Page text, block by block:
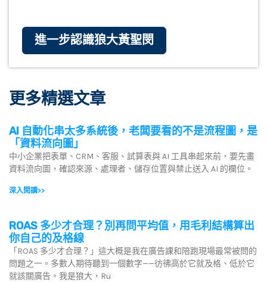
進一步認識狼大黃聖閔
更多精選文章
AI 自動化串太多系統後，老闆要看的不是流程圖，是
「資料流向圖」
中小企業把表單、CRM、客服、試算表與 AI 工具串起來前，要先畫
資料流向圖，確認來源、處理者、儲存位置與禁止送入 AI 的欄位。
深入閱讀>>
ROAS 多少才合理？別再問平均值，用毛利結構算出
你自己的及格線
「ROAS 多少才合理？」這大概是我在廣告課和陪跑現場最常被問的
問題之一。多數人期待聽到一個數字——彷彿高於它就及格、低於它
就該關廣告。我是狼大，Ru